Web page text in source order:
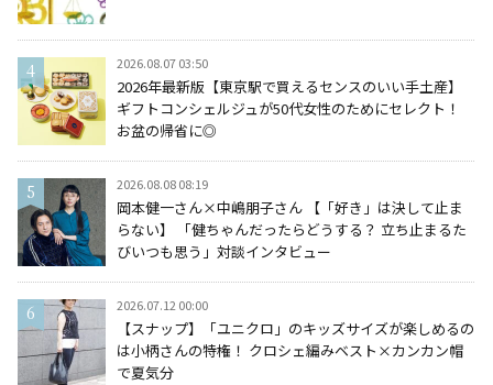
2026.08.07 03:50
2026年最新版【東京駅で買えるセンスのいい手土産】
ギフトコンシェルジュが50代女性のためにセレクト！
お盆の帰省に◎
2026.08.08 08:19
岡本健一さん×中嶋朋子さん 【「好き」は決して止ま
らない】 「健ちゃんだったらどうする？ 立ち止まるた
びいつも思う」対談インタビュー
2026.07.12 00:00
【スナップ】「ユニクロ」のキッズサイズが楽しめるの
は小柄さんの特権！ クロシェ編みベスト×カンカン帽
で夏気分